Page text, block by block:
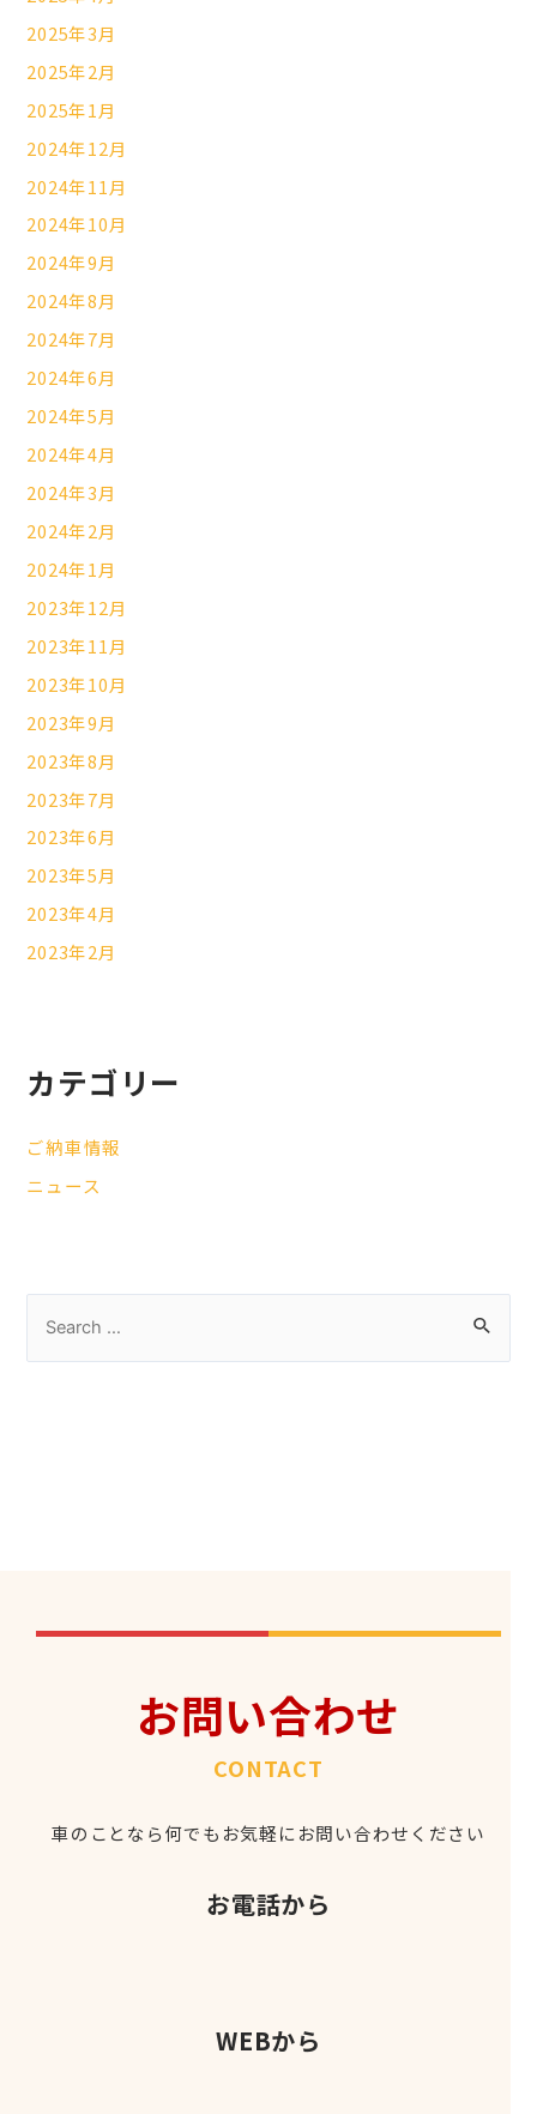
2025年3月
2025年2月
2025年1月
2024年12月
2024年11月
2024年10月
2024年9月
2024年8月
2024年7月
2024年6月
2024年5月
2024年4月
2024年3月
2024年2月
2024年1月
2023年12月
2023年11月
2023年10月
2023年9月
2023年8月
2023年7月
2023年6月
2023年5月
2023年4月
2023年2月
カテゴリー
ご納車情報
ニュース
お問い合わせ
CONTACT
車のことなら何でもお気軽にお問い合わせください
お電話から
WEBから